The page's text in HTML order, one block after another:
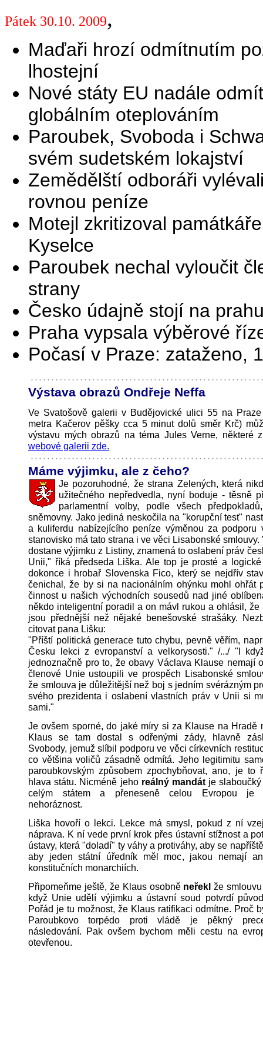
Pátek 30.10. 2009,
Maďaři hrozí odmítnutím
lhostejní
Nové státy EU nadále
globálním oteplováním
Paroubek, Svoboda i
svém sudetském lokajství
Zemědělští odboráři
rovnou peníze
Motejl zkritizoval
Kyselce
Paroubek nechal vyloučit
strany
Česko údajně stojí na
Praha vypsala výběrové
Počasí v Praze: zataženo,
Výstava obrazů Ondřeje Neffa
Ve Svatošově galerii v Budějovické ulici 55 na
metra Kačerov pěšky cca 5 minut dolů směr Krč)
výstavu mých obrazů na téma Jules Verne, některé
webové galerii zde.
Máme výjimku, ale z čeho?
Je pozoruhodné, že strana Zelených, která
užitečného nepředvedla, nyní boduje - těsně
parlamentní volby, podle všech
sněmovny. Jako jediná neskočila na "korupční test"
a kuliferdu nabízejícího peníze výměnou za podporu
stanovisko má tato strana i ve věci Lisabonské
dostane výjimku z Listiny, znamená to oslabení práv
Unii," říká předseda Liška. Ale top je prosté a
dokonce i hrobař Slovenska Fico, který se nejdřív
čenichal, že by si na nacionálním ohýnku mohl ohřát
činnost u našich východních sousedů nad jiné
někdo inteligentní poradil a on mávl rukou a ohlásil, že
jsou přednější než nějaké benešovské strašáky.
citovat pana Lišku:
"Příští politická generace tuto chybu, pevně věřím,
Česku lekci z evropanství a velkorysosti." /.../ "I
jednoznačně pro to, že obavy Václava Klause nemají
členové Unie ustoupili ve prospěch Lisabonské
že smlouva je důležitější než boj s jedním svérázným
svého prezidenta i oslabení vlastních práv v Unii si
sami."
Je ovšem sporné, do jaké míry si za Klause na Hradě
Klaus se tam dostal s odřenými zády, hlavně
Svobody, jemuž slíbil podporu ve věci církevních
co většina voličů zásadně odmítá. Jeho legitimitu
paroubkovským způsobem zpochybňovat, ano, je to
hlava státu. Nicméně jeho reálný mandátje slaboučký
celým státem a přeneseně celou Evropou je
nehoráznost.
Liška hovoří o lekci. Lekce má smysl, pokud z ní
náprava. K ní vede první krok přes ústavní stížnost a
ústavy, která "doladí" ty váhy a protiváhy, aby se
aby jeden státní úředník měl moc, jakou nemají
konstitučních monarchiích.
Připomeňme ještě, že Klaus osobně neřekl že
když Unie udělí výjimku a ústavní soud potvrdí
Pořád je tu možnost, že Klaus ratifikaci odmítne. Proč
Paroubkovo torpédo proti vládě je pěkný
následování. Pak ovšem bychom měli cestu na
otevřenou.